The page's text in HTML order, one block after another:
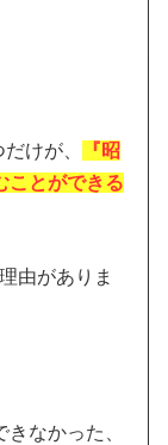
けが、
『昭
ことができる
由がありま
なかった、